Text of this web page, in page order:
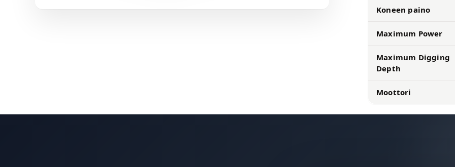
Koneen paino
Maximum Power
Maximum Digging
Depth
Moottori